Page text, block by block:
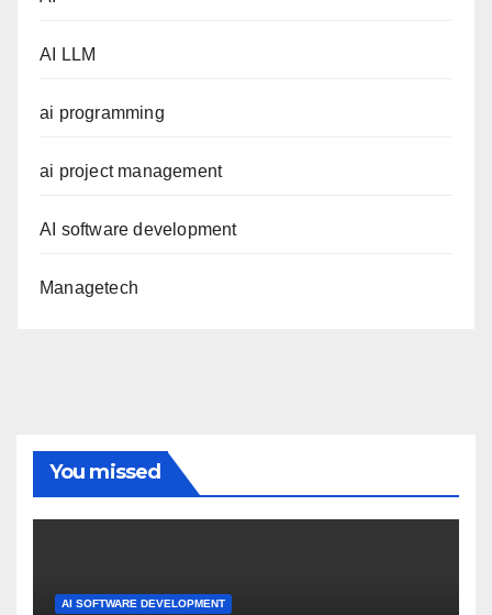
AI LLM
ai programming
ai project management
AI software development
Managetech
You missed
AI SOFTWARE DEVELOPMENT